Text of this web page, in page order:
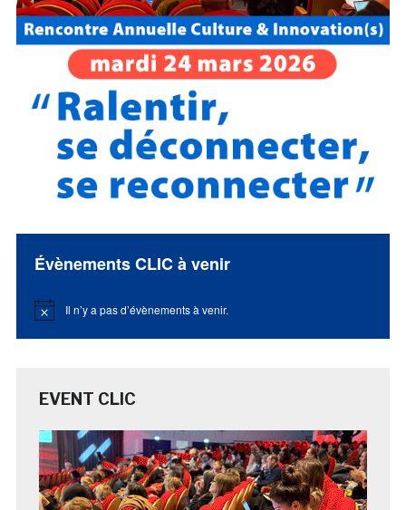
Évènements CLIC à venir
Notice Il n’y a pas d’évènements à venir.
EVENT CLIC